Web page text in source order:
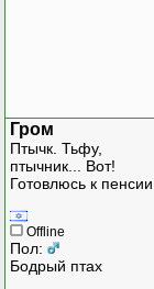
Гром
Птычк. Тьфу,
птычник... Вот!
Готовлюсь к пенсии
Offline
Пол:
Бодрый птах